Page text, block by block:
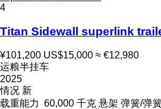
4
Titan Sidewall superlink
¥101,200 US$15,000 ≈ €12,980
运粮半挂车
2025
情况 新
载重能力 60,000 千克 悬架 弹簧/弹